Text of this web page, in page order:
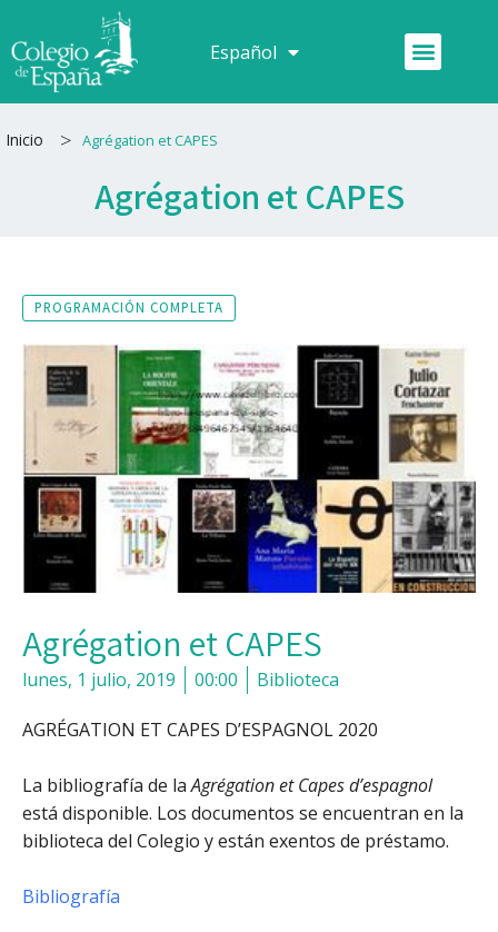
al
contenido
Español
Français Menú
Inicio > Agrégation et CAPES
Agrégation et CAPES
PROGRAMACIÓN COMPLETA
Agrégation et CAPES
lunes, 1 julio, 2019 00:00 Biblioteca
AGRÉGATION ET CAPES D’ESPAGNOL 2020
La bibliografía de laAgrégation et Capes d’espagnol
está disponible. Los documentos se encuentran en la
biblioteca del Colegio y están exentos de préstamo.
Bibliografía